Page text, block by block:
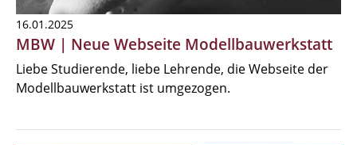
16.01.2025
MBW | Neue Webseite Modellbauwerkstatt
Liebe Studierende, liebe Lehrende, die Webseite der
Modellbauwerkstatt ist umgezogen.